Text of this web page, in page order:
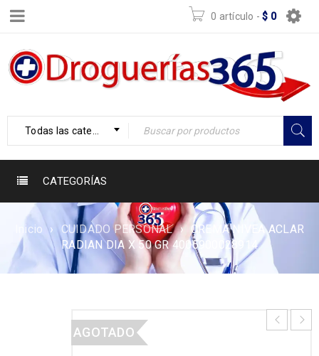
0 artículo - $ 0
Todas las categorías
CATEGORÍAS
Inicio › CUIDADO PERSONAL › CREMA NIVEA ACLAR
RADIAN DIA X 50 GR 4005900028914
AGOTADO